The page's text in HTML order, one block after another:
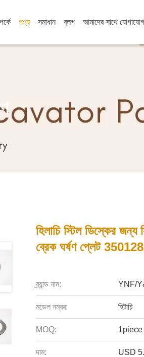
পণ্য সমাধান ব্লগ আমাদের সাথে যোগাযোগ
হিলাচি স্টিল ডিস্কের জন্য
ব্রেক ঘর্ষণ প্লেট
ব্র্যান্ড নাম: YNF/
মডেল নম্বর: হিটাচি
MOQ: 1piece
দাম: USD